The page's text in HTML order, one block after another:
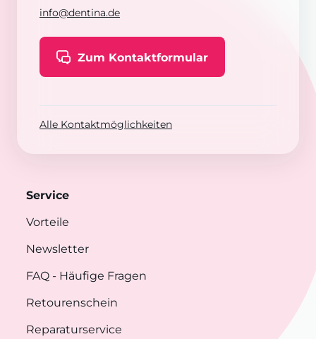
info@dentina.de
Zum Kontaktformular
Alle Kontaktmöglichkeiten
Service
Vorteile
Newsletter
FAQ - Häufige Fragen
Retourenschein
Reparaturservice